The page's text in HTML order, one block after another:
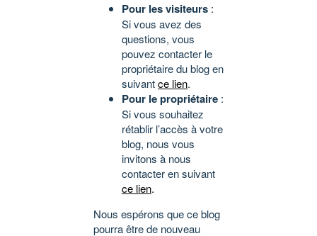
Pour les visiteurs :
Si vous avez des
questions, vous
pouvez contacter le
propriétaire du blog en
suivantce lien.
Pour le propriétaire :
Si vous souhaitez
rétablir l’accès à votre
blog, nous vous
invitons à nous
contacter en suivant
ce lien.
Nous espérons que ce blog
pourra être de nouveau